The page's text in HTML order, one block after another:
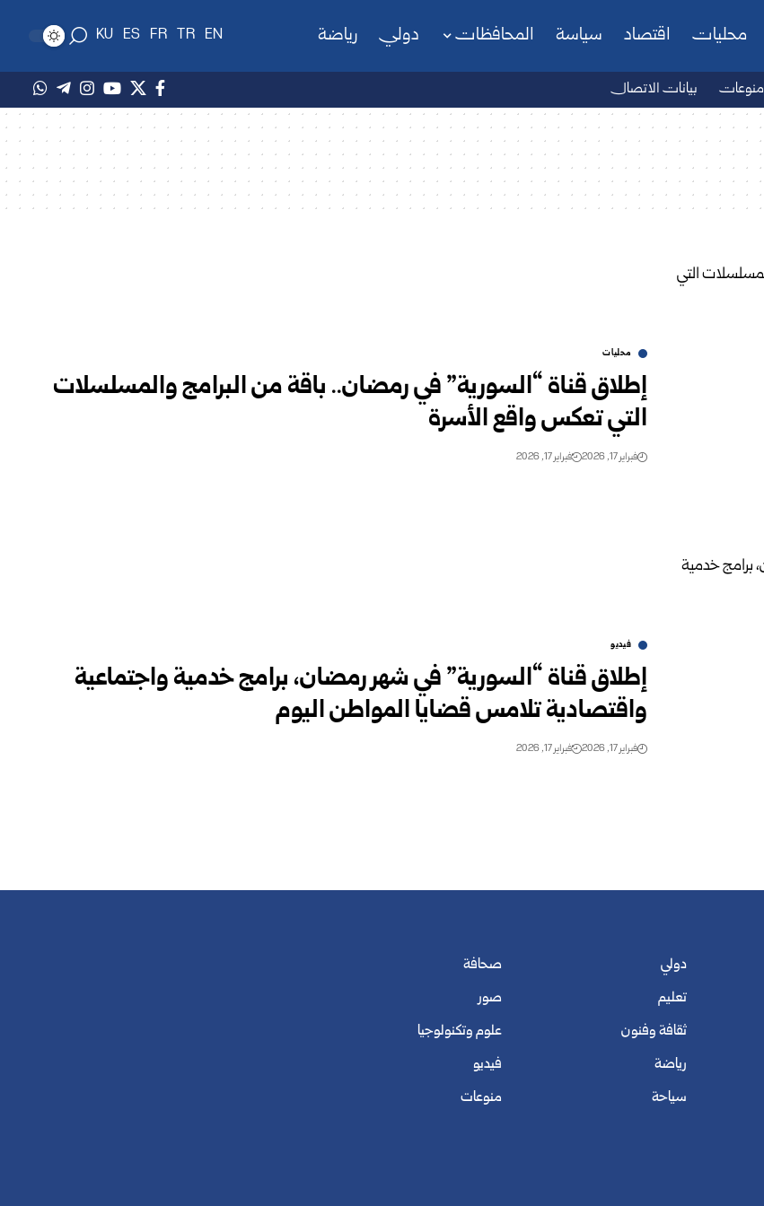
محليات اقتصاد سياسة المحافظات دولي رياضة EN
TR
FR
ES
KU
منوعات بيانات الاتصال
محليات
إطلاق قناة “السورية” في رمضان.. باقة من البرامج والمسلسلات
التي تعكس واقع الأسرة
فبراير 17, 2026 فبراير 17, 2026
فيديو
إطلاق قناة “السورية” في شهر رمضان، برامج خدمية واجتماعية
واقتصادية تلامس قضايا المواطن اليوم
فبراير 17, 2026 فبراير 17, 2026
دولي
تعليم
ثقافة وفنون
رياضة
سياحة
صحافة
صور
علوم وتكنولوجيا
فيديو
منوعات